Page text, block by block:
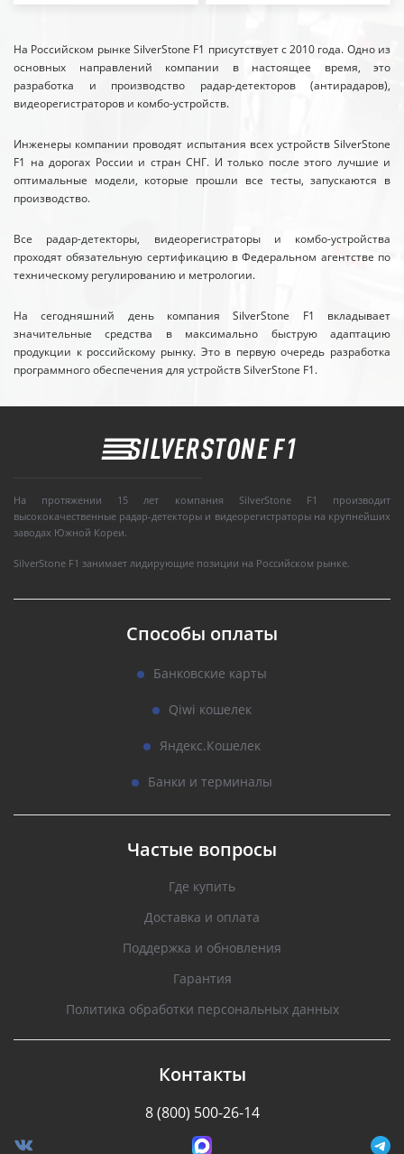
На Российском рынке SilverStone F1 присутствует с 2010 года. Одно из
основных направлений компании в настоящее время, это
разработка и производство радар-детекторов (антирадаров),
видеорегистраторов и комбо-устройств.
Инженеры компании проводят испытания всех устройств SilverStone
F1 на дорогах России и стран СНГ. И только после этого лучшие и
оптимальные модели, которые прошли все тесты, запускаются в
производство.
Все радар-детекторы, видеорегистраторы и комбо-устройства
проходят обязательную сертификацию в Федеральном агентстве по
техническому регулированию и метрологии.
На сегодняшний день компания SilverStone F1 вкладывает
значительные средства в максимально быструю адаптацию
продукции к российскому рынку. Это в первую очередь разработка
программного обеспечения для устройств SilverStone F1.
На протяжении 15 лет компания SilverStone F1 производит
высококачественные радар-детекторы и видеорегистраторы на крупнейших
заводах Южной Кореи.
SilverStone F1 занимает лидирующие позиции на Российском рынке.
Способы оплаты
Банковские карты
Qiwi кошелек
Яндекс.Кошелек
Банки и терминалы
Частые вопросы
Где купить
Доставка и оплата
Поддержка и обновления
Гарантия
Политика обработки персональных данных
Контакты
8 (800) 500-26-14